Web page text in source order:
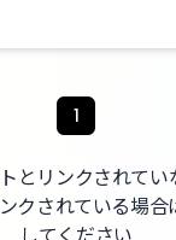
1
とリンクされてい
クされている場合